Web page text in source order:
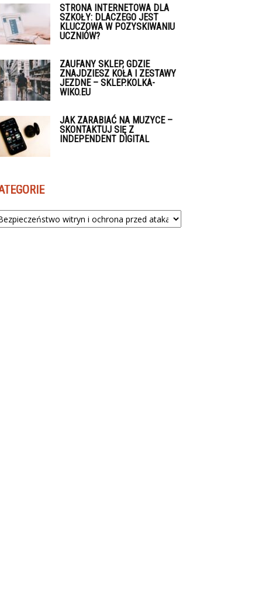
STRONA INTERNETOWA DLA
SZKOŁY: DLACZEGO JEST
KLUCZOWA W POZYSKIWANIU
UCZNIÓW?
ZAUFANY SKLEP, GDZIE
ZNAJDZIESZ KOŁA I ZESTAWY
JEZDNE – SKLEP.KOLKA-
WIKO.EU
JAK ZARABIAĆ NA MUZYCE –
SKONTAKTUJ SIĘ Z
INDEPENDENT DIGITAL